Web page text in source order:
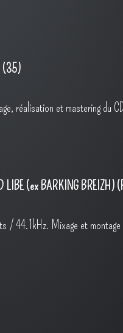
(35)
réalisation et mastering du
LIBE (ex BARKING BREIZH)
/ 44.1kHz. Mixage et